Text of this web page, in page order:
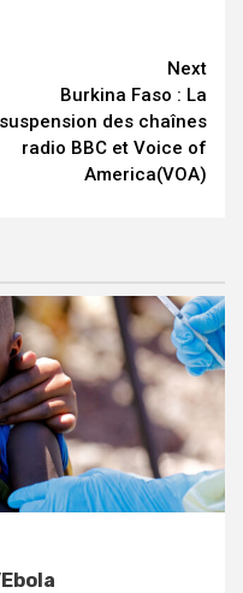
Next
Burkina Faso : La
suspension des chaînes
radio BBC et Voice of
America(VOA)